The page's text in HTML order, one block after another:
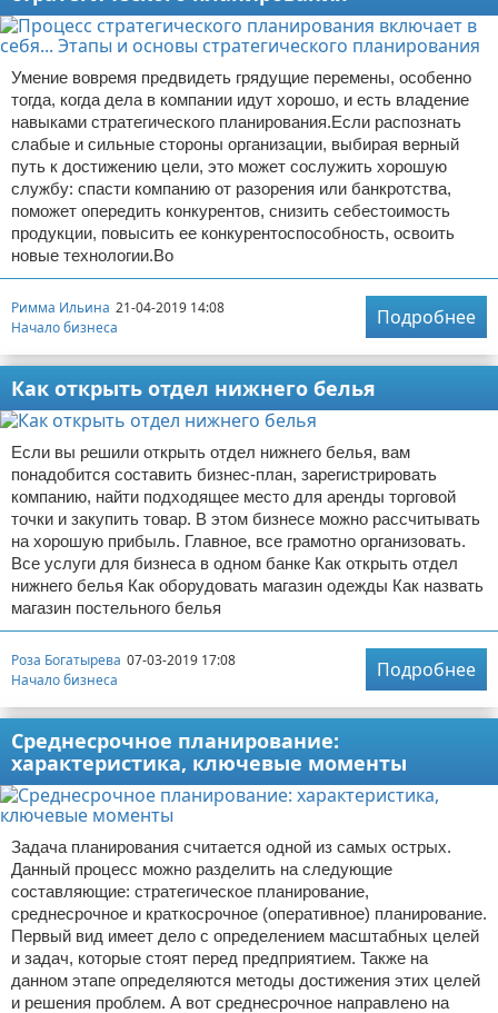
Умение вовремя предвидеть грядущие перемены, особенно
тогда, когда дела в компании идут хорошо, и есть владение
навыками стратегического планирования.Если распознать
слабые и сильные стороны организации, выбирая верный
путь к достижению цели, это может сослужить хорошую
службу: спасти компанию от разорения или банкротства,
поможет опередить конкурентов, снизить себестоимость
продукции, повысить ее конкурентоспособность, освоить
новые технологии.Во
Римма Ильина 21-04-2019 14:08
Начало бизнеса
Подробнее
Как открыть отдел нижнего белья
Если вы решили открыть отдел нижнего белья, вам
понадобится составить бизнес-план, зарегистрировать
компанию, найти подходящее место для аренды торговой
точки и закупить товар. В этом бизнесе можно рассчитывать
на хорошую прибыль. Главное, все грамотно организовать.
Все услуги для бизнеса в одном банке Как открыть отдел
нижнего белья Как оборудовать магазин одежды Как назвать
магазин постельного белья
Роза Богатырева 07-03-2019 17:08
Начало бизнеса
Подробнее
Среднесрочное планирование:
характеристика, ключевые моменты
Задача планирования считается одной из самых острых.
Данный процесс можно разделить на следующие
составляющие: стратегическое планирование,
среднесрочное и краткосрочное (оперативное) планирование.
Первый вид имеет дело с определением масштабных целей
и задач, которые стоят перед предприятием. Также на
данном этапе определяются методы достижения этих целей
и решения проблем. А вот среднесрочное направлено на